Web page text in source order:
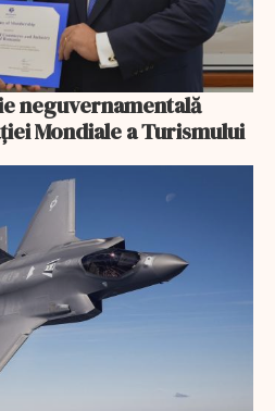
neguvernamentală
Mondiale a Turismului